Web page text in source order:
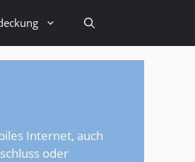
Internet, auch
oder